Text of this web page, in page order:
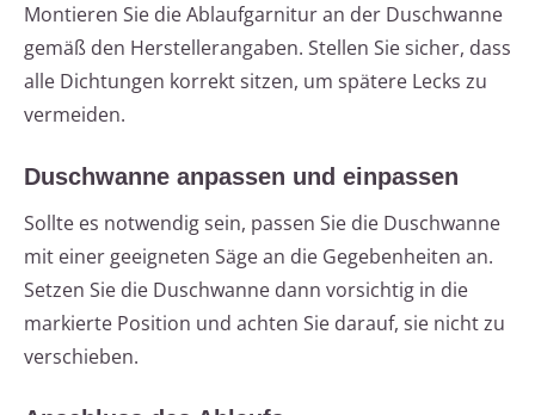
Montieren Sie die Ablaufgarnitur an der Duschwanne
gemäß den Herstellerangaben. Stellen Sie sicher, dass
alle Dichtungen korrekt sitzen, um spätere Lecks zu
vermeiden.
Duschwanne anpassen und einpassen
Sollte es notwendig sein, passen Sie die Duschwanne
mit einer geeigneten Säge an die Gegebenheiten an.
Setzen Sie die Duschwanne dann vorsichtig in die
markierte Position und achten Sie darauf, sie nicht zu
verschieben.